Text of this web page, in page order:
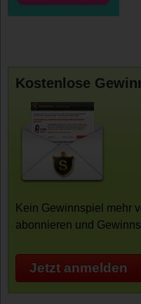
Kostenlose
Kein Gewinnspiel mehr
abonnieren und
Jetzt anmelden